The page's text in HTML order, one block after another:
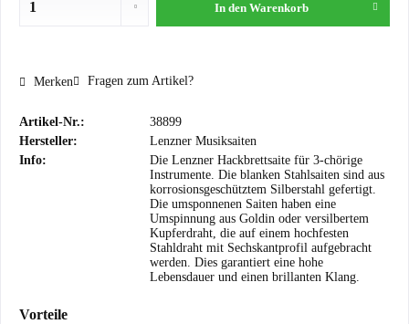
In den Warenkorb
Merken Fragen zum Artikel?
Artikel-Nr.:
38899
Hersteller:
Lenzner Musiksaiten
Info:
Die Lenzner Hackbrettsaite für 3-chörige
Instrumente. Die blanken Stahlsaiten sind aus
korrosionsgeschütztem Silberstahl gefertigt.
Die umsponnenen Saiten haben eine
Umspinnung aus Goldin oder versilbertem
Kupferdraht, die auf einem hochfesten
Stahldraht mit Sechskantprofil aufgebracht
werden. Dies garantiert eine hohe
Lebensdauer und einen brillanten Klang.
Vorteile